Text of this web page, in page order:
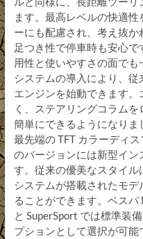
ます。最高レベルの快適
ーにも配慮され、考え抜
足つき性で停車時も安心で
用性と使いやすさの面で
システムの導入により、
エンジンを始動できます
く、ステアリングコラム
簡単にできるようになりま
最先端の TFT カラーディ
のバージョンには新型イン
す。従来の優美なスタイ
システムが搭載されたモ
ることができます。ベスパ
と SuperSport では標準装
プションとして選択が可